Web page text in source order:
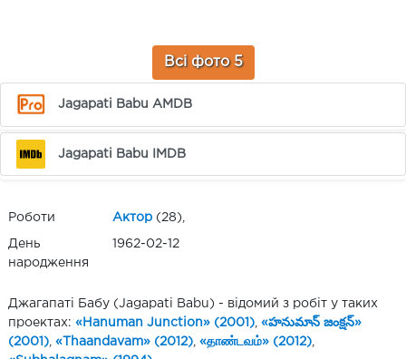
Всі фото 5
Jagapati Babu AMDB
Jagapati Babu IMDB
Роботи Актор (28),
День
народження
1962-02-12
Джагапаті Бабу (Jagapati Babu) - відомий з робіт у таких
проектах: «Hanuman Junction» (2001) «హనుమాన్ జంక్షన్»
(2001) «Thaandavam» (2012) «தாண்டவம்» (2012)